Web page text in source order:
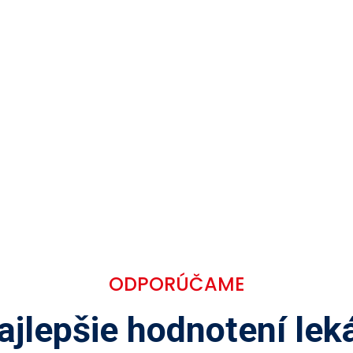
ODPORÚČAME
hodnotení